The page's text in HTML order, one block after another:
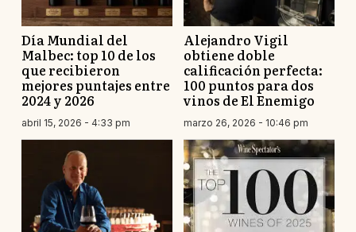
Día Mundial del
Malbec: top 10 de los
que recibieron
mejores puntajes entre
2024 y 2026
abril 15, 2026 - 4:33 pm
Alejandro Vigil
obtiene doble
calificación perfecta:
100 puntos para dos
vinos de El Enemigo
marzo 26, 2026 - 10:46 pm